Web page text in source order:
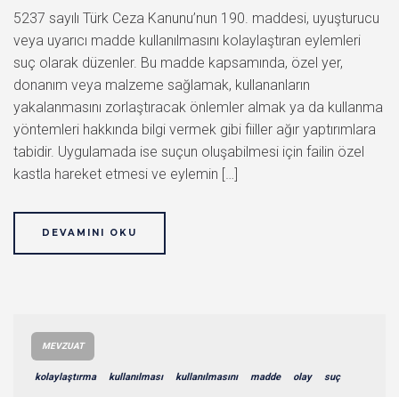
5237 sayılı Türk Ceza Kanunu’nun 190. maddesi, uyuşturucu
veya uyarıcı madde kullanılmasını kolaylaştıran eylemleri
suç olarak düzenler. Bu madde kapsamında, özel yer,
donanım veya malzeme sağlamak, kullananların
yakalanmasını zorlaştıracak önlemler almak ya da kullanma
yöntemleri hakkında bilgi vermek gibi fiiller ağır yaptırımlara
tabidir. Uygulamada ise suçun oluşabilmesi için failin özel
kastla hareket etmesi ve eylemin […]
DEVAMINI OKU
MEVZUAT
kolaylaştırma kullanılması kullanılmasını madde olay suç